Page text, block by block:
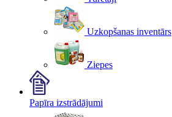
Uzkopšanas inventārs
Ziepes
Papīra izstrādājumi